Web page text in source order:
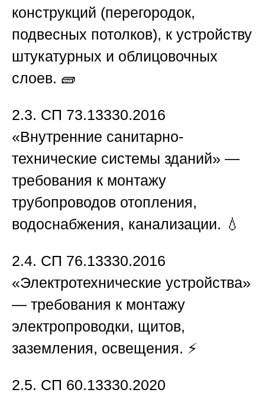
конструкций (перегородок,
подвесных потолков), к устройству
штукатурных и облицовочных
слоев. 🧱
2.3. СП 73.13330.2016
«Внутренние санитарно-
технические системы зданий» —
требования к монтажу
трубопроводов отопления,
водоснабжения, канализации. 💧
2.4. СП 76.13330.2016
«Электротехнические устройства»
— требования к монтажу
электропроводки, щитов,
заземления, освещения. ⚡
2.5. СП 60.13330.2020